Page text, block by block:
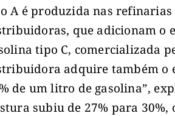
A é produzida nas refinarias
que adicionam o
tipo C, comercializada
adquire também o
de um litro de gasolina”,
subiu de 27% para